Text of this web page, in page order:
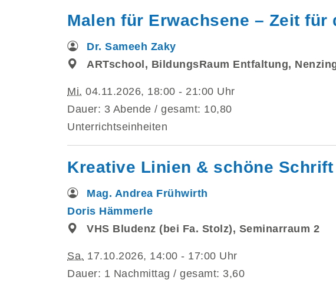
Malen für Erwachsene – Zeit
Dr. Sameeh Zaky
ARTschool, BildungsRaum Entfaltung,
Mi. 04.11.2026, 18:00 - 21:00 Uhr
Dauer: 3 Abende / gesamt: 10,80
Unterrichtseinheiten
Kreative Linien & schöne
Mag. Andrea Frühwirth
Doris Hämmerle
VHS Bludenz (bei Fa. Stolz), Seminarraum 2
Sa. 17.10.2026, 14:00 - 17:00 Uhr
Dauer: 1 Nachmittag / gesamt: 3,60